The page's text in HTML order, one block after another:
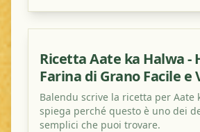
Ricetta Aate ka Halwa -
Farina di Grano Facile e
Balendu scrive la ricetta per Aate
spiega perché questo è uno dei
semplici che puoi trovare.